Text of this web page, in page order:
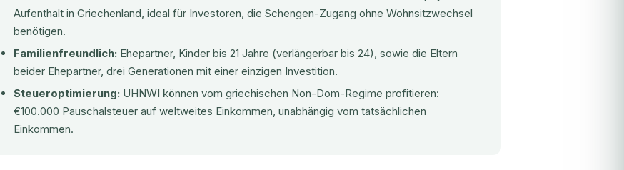
Aufenthalt in Griechenland, ideal für Investoren, die Schengen-Zugang ohne Wohnsitzwechsel
benötigen.
Familienfreundlich: Ehepartner, Kinder bis 21 Jahre (verlängerbar bis 24), sowie die Eltern
beider Ehepartner, drei Generationen mit einer einzigen Investition.
Steueroptimierung: UHNWI können vom griechischen Non-Dom-Regime profitieren:
€100.000 Pauschalsteuer auf weltweites Einkommen, unabhängig vom tatsächlichen
Einkommen.